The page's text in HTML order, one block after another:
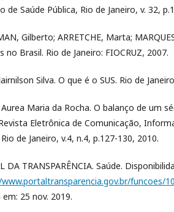
de Saúde Pública, Rio de Janeiro, v. 32,
Gilberto; ARRETCHE, Marta;
no Brasil. Rio de Janeiro: FIOCRUZ, 2007.
Silva. O que é o SUS. Rio de
Maria da Rocha. O balanço de um
Eletrônica de Comunicação,
de Janeiro, v.4, n.4, p.127-130, 2010.
DA TRANSPARÊNCIA. Saúde.
funcoes/
em: 25 nov. 2019.